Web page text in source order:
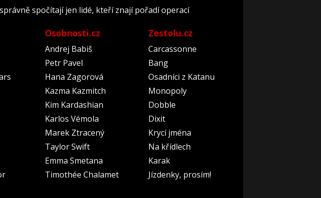
spočítají jen lidé, kteří znají pořadí operací
Osobnosti.cz
Andrej Babiš
Petr Pavel
Hana Zagorová
Kazma Kazmitch
Kim Kardashian
Karlos Vémola
Marek Ztracený
Taylor Swift
Emma Smetana
Timothée Chalamet
Zestolu.cz
Carcassonne
Bang
Osadníci z Katanu
Monopoly
Dobble
Dixit
Krycí jména
Na křídlech
Karak
Jízdenky, prosím!